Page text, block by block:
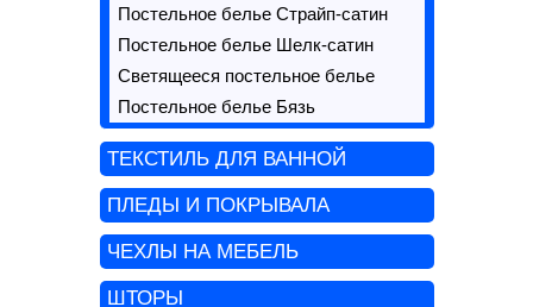
Постельное белье Страйп-сатин
Постельное белье Шелк-сатин
Светящееся постельное белье
Постельное белье Бязь
ТЕКСТИЛЬ ДЛЯ ВАННОЙ
ПЛЕДЫ И ПОКРЫВАЛА
ЧЕХЛЫ НА МЕБЕЛЬ
ШТОРЫ